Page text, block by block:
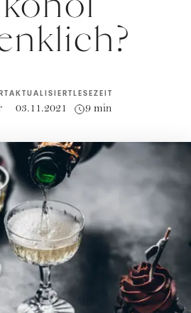
AKTUALISIERT
03.11.2021
LESEZEIT
9 min